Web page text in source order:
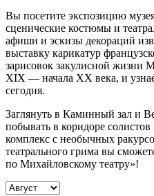
Вы посетите экспозицию
сценические костюмы и
афиши и эскизы декораций
выставку карикатур
зарисовок закулисной жизни
XIX — начала XX века, и
сегодня.
Заглянуть в Каминный зал и
побывать в коридоре
комплекс с необычных
театрального грима вы
по Михайловскому театру»!